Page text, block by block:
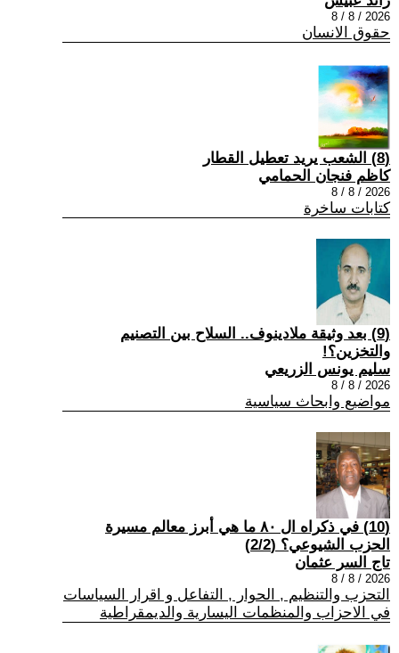
2026 / 8 / 8
حقوق الانسان
(8) الشعب يريد تعطيل القطار
كاظم فنجان الحمامي
2026 / 8 / 8
كتابات ساخرة
(9) بعد وثيقة ملادينوف.. السلاح بين التصنيم
والتخزين؟!
سليم يونس الزريعي
2026 / 8 / 8
مواضيع وابحاث سياسية
(10) في ذكراه ال ٨٠ ما هي أبرز معالم مسيرة
الحزب الشيوعي؟ (2/2)
تاج السر عثمان
2026 / 8 / 8
التحزب والتنظيم , الحوار , التفاعل و اقرار السياسات
في الاحزاب والمنظمات اليسارية والديمقراطية